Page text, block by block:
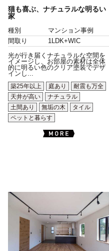
猫も喜ぶ、ナチュラルな明るい
家
種別
マンション事例
間取り
1LDK+WIC
光が行き届くナチュラルな空間を
イメージし、お部屋の素材は全体
的に明るい色のクリア塗装でデザ
インし...
築25年以上
庭あり
耐震も万全
天井が高い
ナチュラル
土間あり
無垢の木
タイル
ペットと暮らす